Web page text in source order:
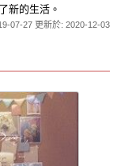
新的生活。
07-27 更新於: 2020-12-03